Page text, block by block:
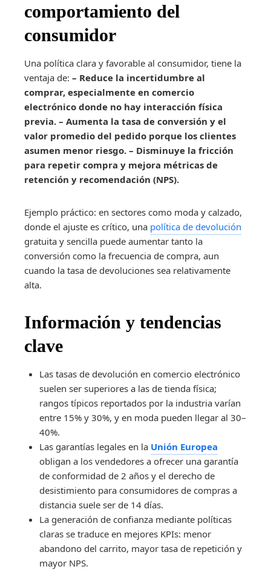
comportamiento del
consumidor
Una política clara y favorable al consumidor, tiene la
ventaja de: – Reduce la incertidumbre al
comprar, especialmente en comercio
electrónico donde no hay interacción física
previa. – Aumenta la tasa de conversión y el
valor promedio del pedido porque los clientes
asumen menor riesgo. – Disminuye la fricción
para repetir compra y mejora métricas de
retención y recomendación (NPS).
Ejemplo práctico: en sectores como moda y calzado,
donde el ajuste es crítico, una política de devolución
gratuita y sencilla puede aumentar tanto la
conversión como la frecuencia de compra, aun
cuando la tasa de devoluciones sea relativamente
alta.
Información y tendencias
clave
Las tasas de devolución en comercio electrónico
suelen ser superiores a las de tienda física;
rangos típicos reportados por la industria varían
entre 15% y 30%, y en moda pueden llegar al 30–
40%.
Las garantías legales en la Unión Europea
obligan a los vendedores a ofrecer una garantía
de conformidad de 2 años y el derecho de
desistimiento para consumidores de compras a
distancia suele ser de 14 días.
La generación de confianza mediante políticas
claras se traduce en mejores KPIs: menor
abandono del carrito, mayor tasa de repetición y
mayor NPS.